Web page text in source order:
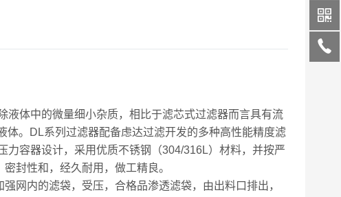
液体中的微量细小杂质，相比于滤芯式过滤器而言具有流
体。 DL系列过滤器配备虑达过滤开发的多种高性能精度滤
力容器设计，采用优质不锈钢（304/316L）材料，并按严
封性和，经久耐用，做工精良。
网内的滤袋，受压，合格品渗透滤袋，由出料口排出，